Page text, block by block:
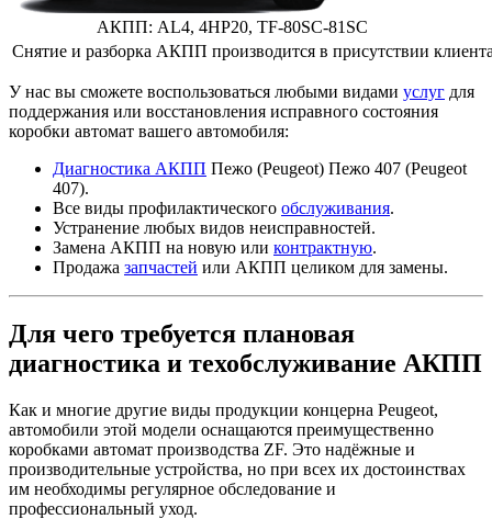
АКПП: AL4, 4HP20, TF-80SC-81SC
Снятие и разборка АКПП производится в присутствии
У нас вы сможете воспользоваться любыми видами услуг для
поддержания или восстановления исправного состояния
коробки автомат вашего автомобиля:
Диагностика АКПП Пежо (Peugeot) Пежо 407 (Peugeot
407).
Все виды профилактического обслуживания.
Устранение любых видов неисправностей.
Замена АКПП на новую или контрактную.
Продажа запчастей или АКПП целиком для замены.
Для чего требуется плановая
диагностика и техобслуживание АКПП
Как и многие другие виды продукции концерна Peugeot,
автомобили этой модели оснащаются преимущественно
коробками автомат производства ZF. Это надёжные и
производительные устройства, но при всех их достоинствах
им необходимы регулярное обследование и
профессиональный уход.